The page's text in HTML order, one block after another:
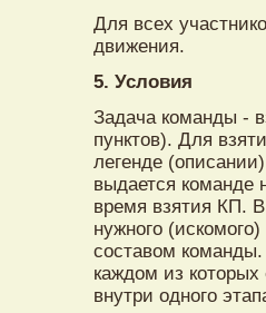
Для всех
движения.
5. Условия
Задача команды -
пунктов). Для
легенде
выдается
время взятия КП. В
нужного
составом команды.
каждом из
внутри одного